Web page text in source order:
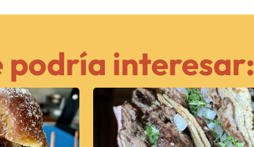
podría interesar: